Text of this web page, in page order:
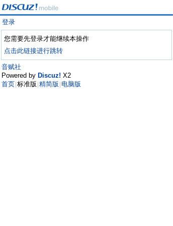
登录
您需要先登录才能继续本操作
点击此链接进行跳转
音赋社
Powered by Discuz! X2
首页 标准版 精简版 电脑版